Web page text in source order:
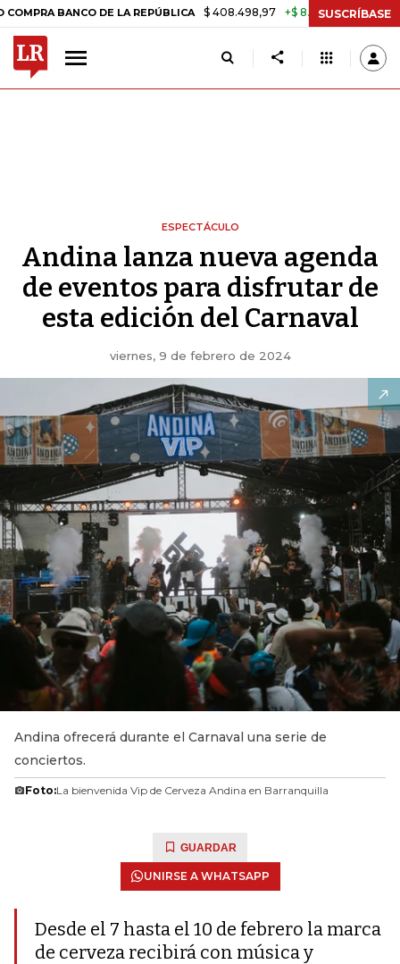
BANCO DE LA REPÚBLICA $ 408.498,97 +$ 8.753,81 +2,19%
SUSCRÍBASE
ESPECTÁCULO
Andina lanza nueva agenda
de eventos para disfrutar de
esta edición del Carnaval
viernes, 9 de febrero de 2024
Andina ofrecerá durante el Carnaval una serie de
conciertos.
Foto:La bienvenida Vip de Cerveza Andina en Barranquilla
GUARDAR
UNIRSE A WHATSAPP
Desde el 7 hasta el 10 de febrero la marca
de cerveza recibirá con música y